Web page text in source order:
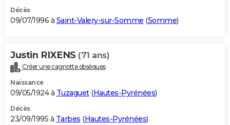
Décès
09/07/1996 à Saint-Valery-sur-Somme (Somme)
Justin RIXENS (71 ans)
Créer une cagnotte obsèques
Naissance
09/05/1924 à Tuzaguet(Hautes-Pyrénées)
Décès
23/09/1995 à Tarbes (Hautes-Pyrénées)